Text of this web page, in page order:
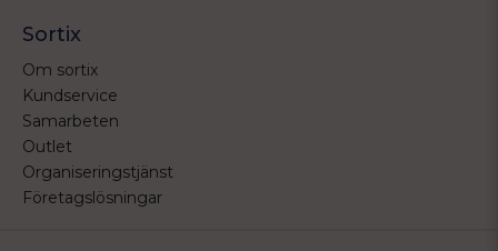
Sortix
Om sortix
Kundservice
Samarbeten
Outlet
Organiseringstjänst
Företagslösningar